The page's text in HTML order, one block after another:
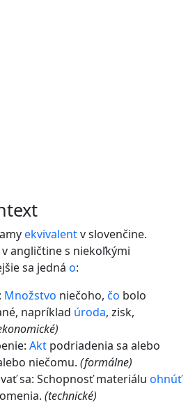
ekvivalentv slovenčine.
angličtine s niekoľkými
sa jedná o:
: Množstvo niečoho, čo bolo
napríklad úroda, zisk,
Akt podriadenia sa alebo
niečomu. (formálne)
sa: Schopnosť materiálu ohnúť
(technické)